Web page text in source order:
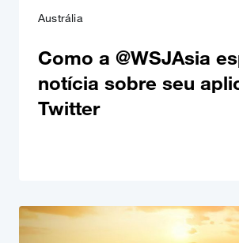
Austrália
Como a @WSJAsia
notícia sobre seu
Twitter